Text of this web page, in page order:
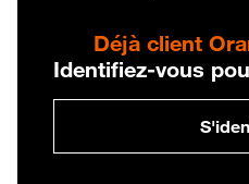
Déjà client
Identifiez-vous